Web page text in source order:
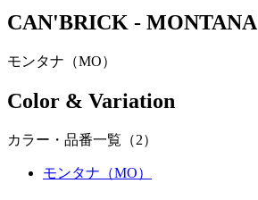
CAN'BRICK - MONTANA
モンタナ（MO）
Color & Variation
カラー・品番一覧（2）
モンタナ（MO）